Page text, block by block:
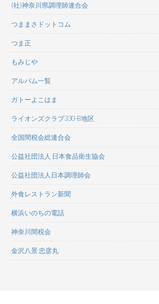
(社)神奈川県調理師連合会
つままさドットコム
つま正
もみじや
アルバム一覧
ガトーよこはま
ライオンズクラブ330-B地区
全国間税会総連合会
公益社団法人 日本食品衛生協会
公益社団法人日本調理師会
外食レストラン新聞
横浜いのちの電話
神奈川間税会
金沢八景 忠彦丸